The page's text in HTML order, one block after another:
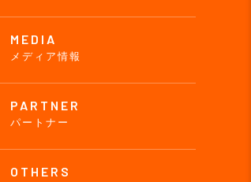
MEDIA
メディア情報
PARTNER
パートナー
OTHERS